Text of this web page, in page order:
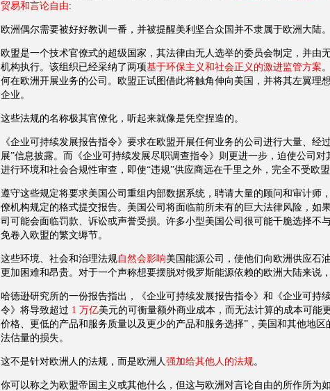
贸易和言论自由:
欧洲偶尔需要被好好教训一番，并被提醒美利坚合众国并不隶属于欧洲大陆。
欧盟是一个技术官僚式的超级国家，其法律由无人选举的委员会制定，并由
机构执行。该组织已经采纳了两项基于环保主义和社会正义的激进监管方案
何在欧洲开展业务的公司。欧盟正试图借此将触角伸向美国，并将其左翼理
企业。
这些法规的名称极其官僚化，听起来就像是凭空捏造的。
《企业可持续发展报告指令》要求在欧盟开展任何业务的公司进行大量、经
展”信息披露。而《企业可持续发展尽职调查指令》则更进一步，迫使公司对
进行环境和社会合规性审查，即使“违规”供应商远在千里之外，完全不受欧盟
遵守这些规定将要求美国公司重组内部数据系统，聘请大量的顾问和审计师
僚机构规定的格式提交报告。美国公司将面临前所未有的巨大法律风险，如
司可能会面临罚款、诉讼或声誉受损。许多小型美国公司很可能干脆选择不
免卷入欧盟的繁文缛节。
这些环境、社会和治理法规自然会影响美国能源公司，使他们向欧洲供应石
更加困难和昂贵。对于一个声称想要摆脱对俄罗斯能源依赖的欧洲大陆来说
哈德逊研究所的一份报告指出，《企业可持续发展报告指令》和《企业可持
令》将导致超过 1 万亿美元的可衡量额外商业成本，而无法计算的成本可能
价格、更低的产品和服务质量以及更少的产品和服务选择”，美国和其他地区
法估量的损失。
这不是针对欧洲人的法规，而是欧洲人强加给其他人的法规。
你可以称之为欧盟帝国主义或其他什么，但这与欧洲对言论自由的所作所为